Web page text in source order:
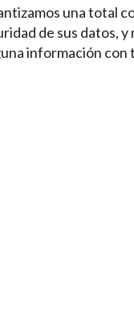
una total
de sus datos,
información con